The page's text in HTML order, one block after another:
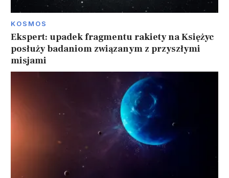
KOSMOS
Ekspert: upadek fragmentu rakiety na Księżyc
posłuży badaniom związanym z przyszłymi
misjami